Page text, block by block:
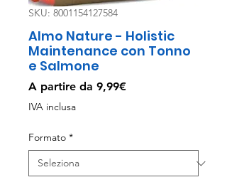
SKU: 8001154127584
Almo Nature - Holistic
Maintenance con Tonno
e Salmone
A partire da 9,99€Prezzo
IVA inclusa
Formato *